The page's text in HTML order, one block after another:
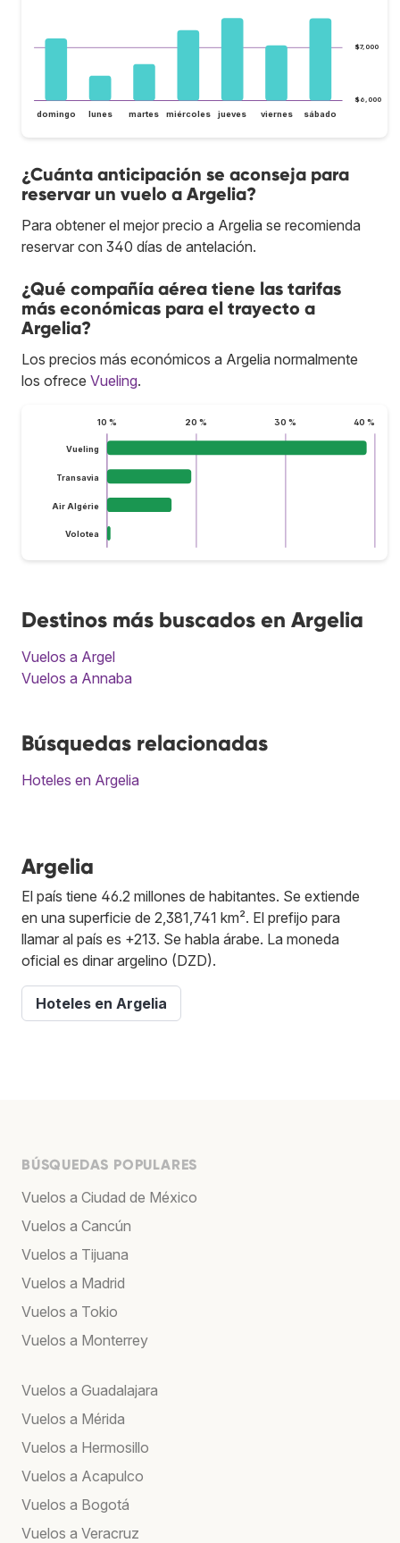
$6,000
$7,000
domingo lunes martes miércoles jueves viernes sábado
¿Cuánta anticipación se aconseja para
reservar un vuelo a Argelia?
Para obtener el mejor precio a Argelia se recomienda
reservar con 340 días de antelación.
¿Qué compañía aérea tiene las tarifas
más económicas para el trayecto a
Argelia?
Los precios más económicos a Argelia normalmente
los ofrece Vueling.
10 % 20 % 30 % 40 %
Vueling
Transavia
Air Algérie
Volotea
Destinos más buscados en Argelia
Vuelos a Argel
Vuelos a Annaba
Búsquedas relacionadas
Hoteles en Argelia
Argelia
El país tiene 46.2 millones de habitantes. Se extiende
en una superficie de 2,381,741 km². El prefijo para
llamar al país es +213. Se habla árabe. La moneda
oficial es dinar argelino (DZD).
Hoteles en Argelia
BÚSQUEDAS POPULARES
Vuelos a Ciudad de México
Vuelos a Cancún
Vuelos a Tijuana
Vuelos a Madrid
Vuelos a Tokio
Vuelos a Monterrey
Vuelos a Guadalajara
Vuelos a Mérida
Vuelos a Hermosillo
Vuelos a Acapulco
Vuelos a Bogotá
Vuelos a Veracruz